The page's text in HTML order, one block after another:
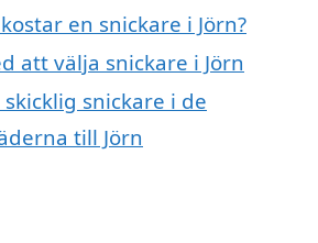
en snickare i Jörn?
att välja snickare i Jörn
snickare i de
till Jörn